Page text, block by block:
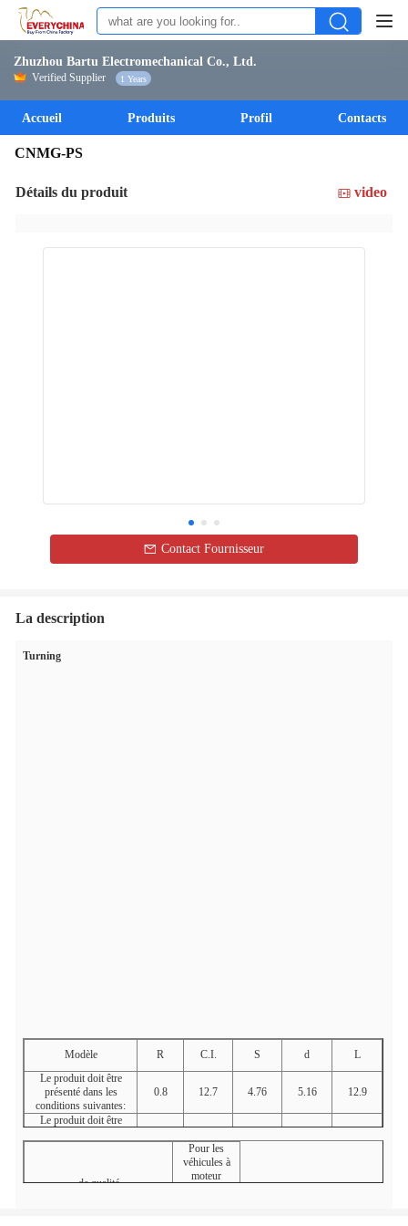
Zhuzhou Bartu Electromechanical Co., Ltd.
Verified Supplier 1 Years
Accueil Produits Profil Contacts
CNMG-PS
Détails du produit video
Contact Fournisseur
La description
Turning
Modèle R C.I. S d
L
Le produit doit être
présenté dans les
conditions suivantes:
0.8 12.7 4.76 5.16 12.9
Le produit doit être
de qualité
Pour les
véhicules à
moteur